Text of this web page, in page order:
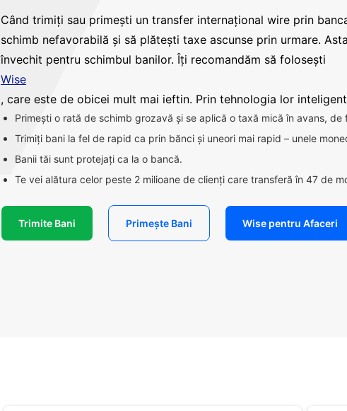
Când trimiți sau primești un transfer internațional wire prin
schimb nefavorabilă și să plătești taxe ascunse prin urmare.
învechit pentru schimbul banilor. Îți recomandăm să folosești
Wise
, care este de obicei mult mai ieftin. Prin tehnologia lor
Primești o rată de schimb grozavă și se aplică o taxă mică în avans, de
Trimiți bani la fel de rapid ca prin bănci și uneori mai rapid – unele
Banii tăi sunt protejați ca la o bancă.
Te vei alătura celor peste 2 milioane de clienți care transferă în 47 de
Trimite Bani Primește Bani Wise pentru Afaceri